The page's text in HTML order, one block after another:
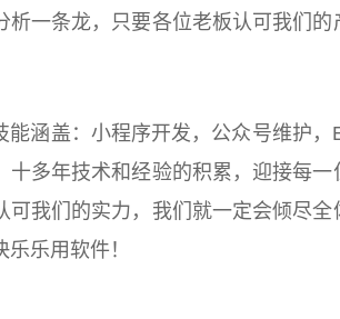
析一条龙，只要各位老板认可我们
能涵盖：小程序开发，公众号维护，
十多年技术和经验的积累，迎接每
可我们的实力，我们就一定会倾尽
乐用软件！